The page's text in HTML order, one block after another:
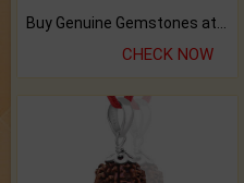
CHECK NOW